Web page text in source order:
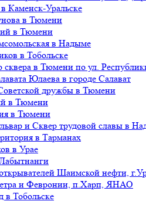
Каменск-Уральске
в Тюмени
в Тюмени
в Надыме
в Тобольске
сквера в Тюмени по ул.
Юлаева в городе Салават
дружбы в Тюмени
в Тюмени
в Тюмени
и Сквер трудовой славы в
в Тарманах
в Урае
Шаимской нефти,
и Февронии, п.Харп, ЯНАО
в Тобольске